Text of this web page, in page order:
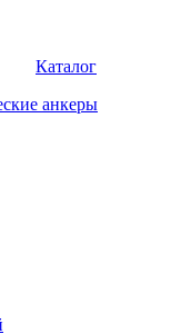
Каталог